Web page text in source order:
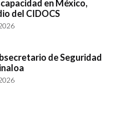
en México,
del CIDOCS
de Seguridad